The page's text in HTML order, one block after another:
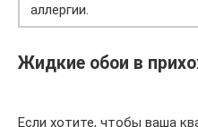
аллергии.
Жидкие обои в
Если хотите, чтобы ваша